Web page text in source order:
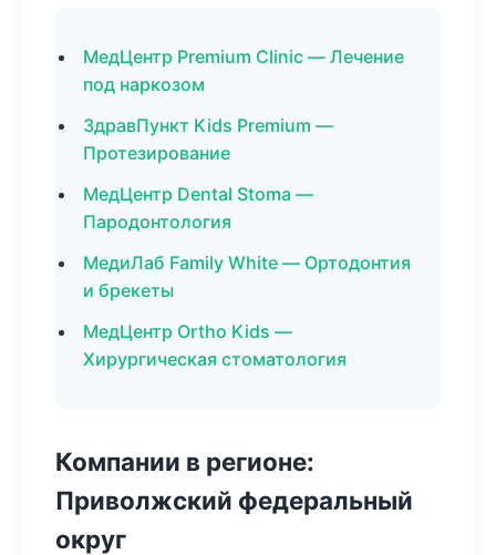
МедЦентр Premium Clinic — Лечение
под наркозом
ЗдравПункт Kids Premium —
Протезирование
МедЦентр Dental Stoma —
Пародонтология
МедиЛаб Family White — Ортодонтия
и брекеты
МедЦентр Ortho Kids —
Хирургическая стоматология
Компании в регионе:
Приволжский федеральный
округ